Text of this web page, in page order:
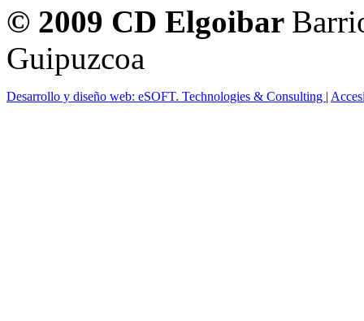
© 2009 CD Elgoibar
Guipuzcoa
Desarrollo y diseño web: eSOFT. Technologies & Consulting |